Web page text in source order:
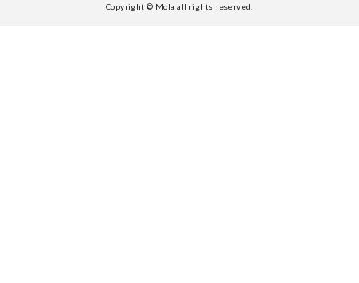
Copyright © Mola all rights reserved.